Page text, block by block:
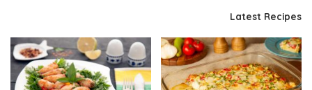
Latest Recipes